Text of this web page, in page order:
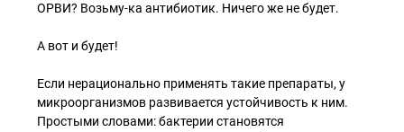
ОРВИ? Возьму-ка антибиотик. Ничего же не будет.
А вот и будет!
Если нерационально применять такие препараты, у
микроорганизмов развивается устойчивость к ним.
Простыми словами: бактерии становятся